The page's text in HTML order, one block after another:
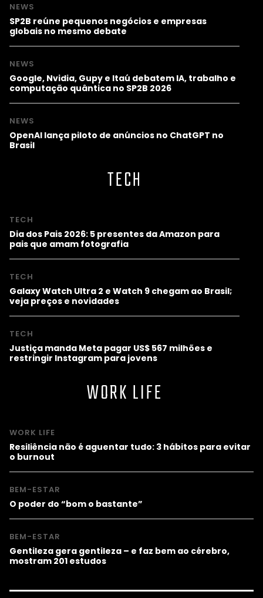
NEWS
SP2B reúne pequenos negócios e empresas
globais no mesmo debate
NEWS
Google, Nvidia, Gupy e Itaú debatem IA, trabalho e
computação quântica no SP2B 2026
NEWS
OpenAI lança piloto de anúncios no ChatGPT no
Brasil
TECH
TECH
Dia dos Pais 2026: 5 presentes da Amazon para
pais que amam fotografia
TECH
Galaxy Watch Ultra 2 e Watch 9 chegam ao Brasil;
veja preços e novidades
TECH
Justiça manda Meta pagar US$ 567 milhões e
restringir Instagram para jovens
WORK LIFE
WORK LIFE
Resiliência não é aguentar tudo: 3 hábitos para evitar
o burnout
BEM-ESTAR
O poder do “bom o bastante”
BEM-ESTAR
Gentileza gera gentileza – e faz bem ao cérebro,
mostram 201 estudos